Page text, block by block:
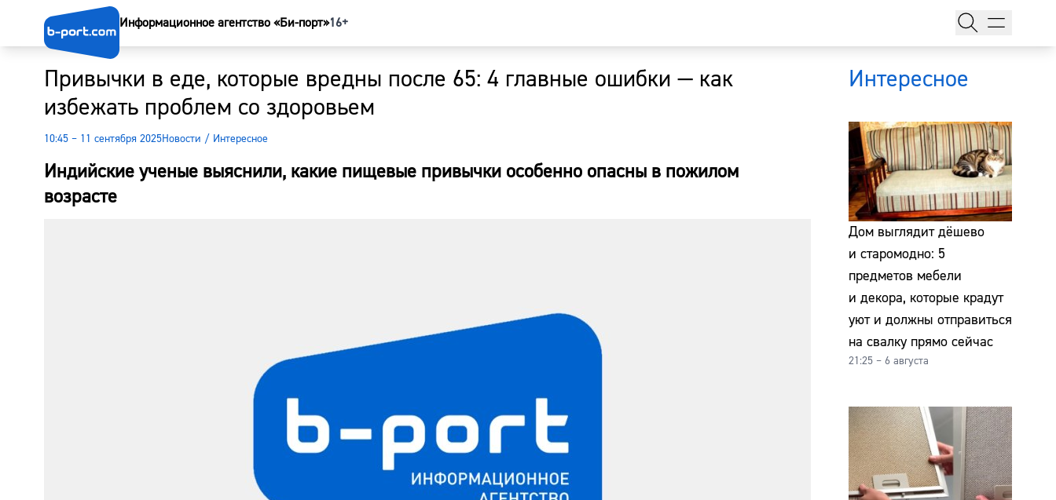
Информационное агентство «Би-порт»16+
Привычки в еде, которые вредны после 65: 4 главные ошибки — как
избежать проблем со здоровьем
10:45 – 11 сентября 2025Новости / Интересное
Индийские ученые выяснили, какие пищевые привычки особенно опасны в пожилом
возрасте
Интересное
Дом выглядит дёшево
и старомодно: 5
предметов мебели
и декора, которые крадут
уют и должны отправиться
на свалку прямо сейчас
21:25 – 6 августа
Наши гости